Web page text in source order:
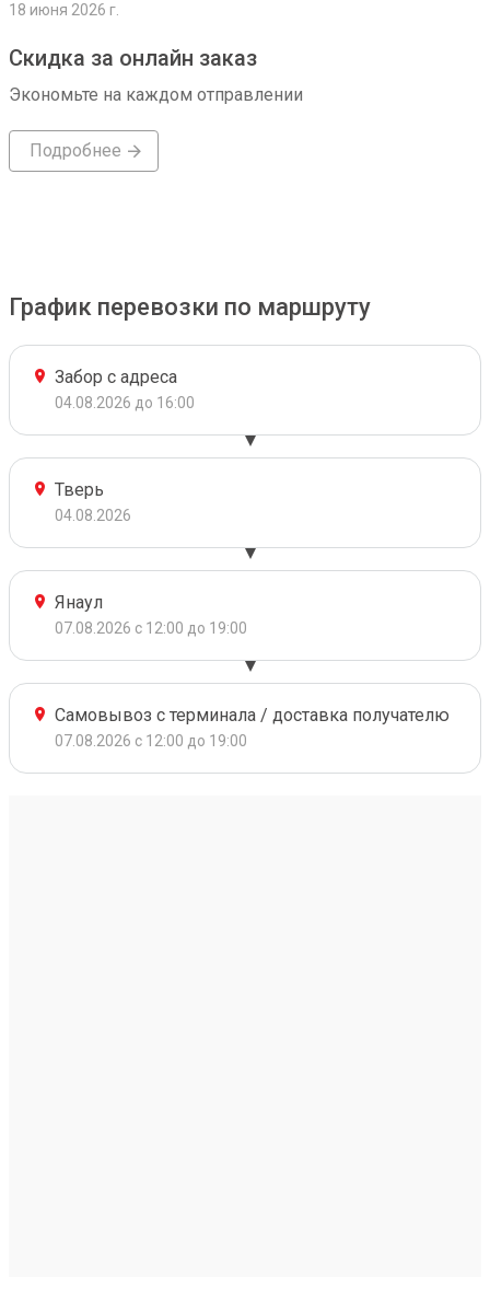
18 июня 2026 г.
Скидка за онлайн заказ
Экономьте на каждом отправлении
Подробнее
График перевозки по маршруту
Забор с адреса
04.08.2026 до 16:00
Тверь
04.08.2026
Янаул
07.08.2026 с 12:00 до 19:00
Самовывоз с терминала / доставка получателю
07.08.2026 с 12:00 до 19:00